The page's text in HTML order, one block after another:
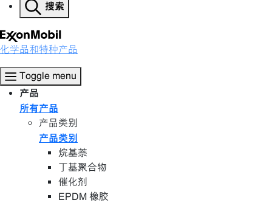
搜索
化学品和特种产品
Toggle menu
产品
所有产品
产品类别
产品类别
烷基萘
丁基聚合物
催化剂
EPDM 橡胶